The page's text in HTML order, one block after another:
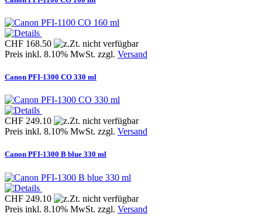
CHF 168.50
Preis inkl. 8.10% MwSt. zzgl. Versand
Canon PFI-1300 CO 330 ml
CHF 249.10
Preis inkl. 8.10% MwSt. zzgl. Versand
Canon PFI-1300 B blue 330 ml
CHF 249.10
Preis inkl. 8.10% MwSt. zzgl. Versand